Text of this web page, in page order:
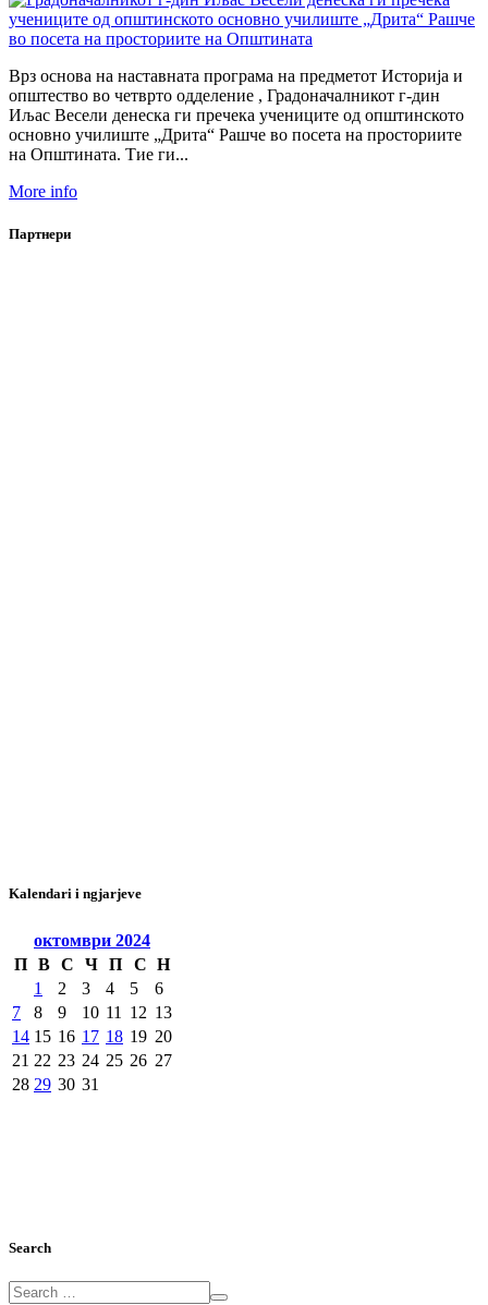
Врз основа на наставната програма на предметот Историја и
општество во четврто одделение , Градоначалникот г-дин
Иљас Весели денеска ги пречека учениците од општинското
основно училиште „Дрита“ Рашче во посета на просториите
на Општината. Тие ги...
More info
Партнери
Kalendari i ngjarjeve
октомври 2024
П В С Ч П С Н
1
2 3 4 5
6
7
8 9 10 11 12 13
14 15 16 17 18 19 20
21 22 23 24 25 26 27
28 29 30 31
Search